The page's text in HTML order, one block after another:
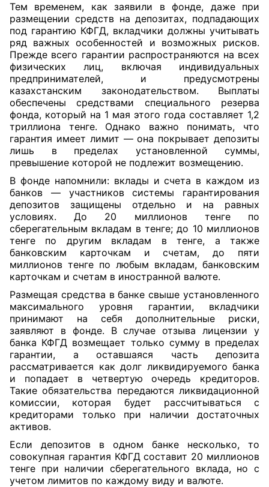
Тем временем, как заявили в фонде, даже при
размещении средств на депозитах, подпадающих
под гарантию КФГД, вкладчики должны учитывать
ряд важных особенностей и возможных рисков.
Прежде всего гарантии распространяются на всех
физических лиц, включая индивидуальных
предпринимателей, и предусмотрены
казахстанским законодательством. Выплаты
обеспечены средствами специального резерва
фонда, который на 1 мая этого года составляет 1,2
триллиона тенге. Однако важно понимать, что
гарантия имеет лимит — она покрывает депозиты
лишь в пределах установленной суммы,
превышение которой не подлежит возмещению.
В фонде напомнили: вклады и счета в каждом из
банков — участников системы гарантирования
депозитов защищены отдельно и на равных
условиях. До 20 миллионов тенге по
сберегательным вкладам в тенге; до 10 миллионов
тенге по другим вкладам в тенге, а также
банковским карточкам и счетам, до пяти
миллионов тенге по любым вкладам, банковским
карточкам и счетам в иностранной валюте.
Размещая средства в банке свыше установленного
максимального уровня гарантии, вкладчики
принимают на себя дополнительные риски,
заявляют в фонде. В случае отзыва лицензии у
банка КФГД возмещает только сумму в пределах
гарантии, а оставшаяся часть депозита
рассматривается как долг ликвидируемого банка
и попадает в четвертую очередь кредиторов.
Такие обязательства передаются ликвидационной
комиссии, которая будет рассчитываться с
кредиторами только при наличии достаточных
активов.
Если депозитов в одном банке несколько, то
совокупная гарантия КФГД составит 20 миллионов
тенге при наличии сберегательного вклада, но с
учетом лимитов по каждому виду и валюте.